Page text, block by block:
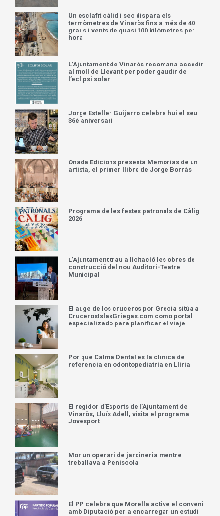
Un esclafit càlid i sec dispara els
termòmetres de Vinaròs fins a més de 40
graus i vents de quasi 100 kilòmetres per
hora
L’Ajuntament de Vinaròs recomana accedir
al moll de Llevant per poder gaudir de
l’eclipsi solar
Jorge Esteller Guijarro celebra hui el seu
36é aniversari
Onada Edicions presenta Memorias de un
artista, el primer llibre de Jorge Borrás
Programa de les festes patronals de Càlig
2026
L’Ajuntament trau a licitació les obres de
construcció del nou Auditori-Teatre
Municipal
El auge de los cruceros por Grecia sitúa a
CrucerosIslasGriegas.com como portal
especializado para planificar el viaje
Por qué Calma Dental es la clínica de
referencia en odontopediatría en Llíria
El regidor d’Esports de l’Ajuntament de
Vinaròs, Lluís Adell, visita el programa
Jovesport
Mor un operari de jardineria mentre
treballava a Peníscola
El PP celebra que Morella active el conveni
amb Diputació per a encarregar un estudi